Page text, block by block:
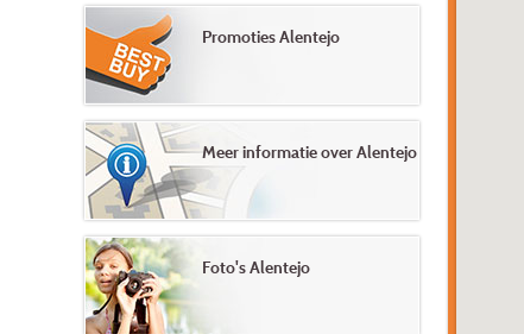
Promoties Alentejo
Meer informatie over Alentejo
Foto's Alentejo